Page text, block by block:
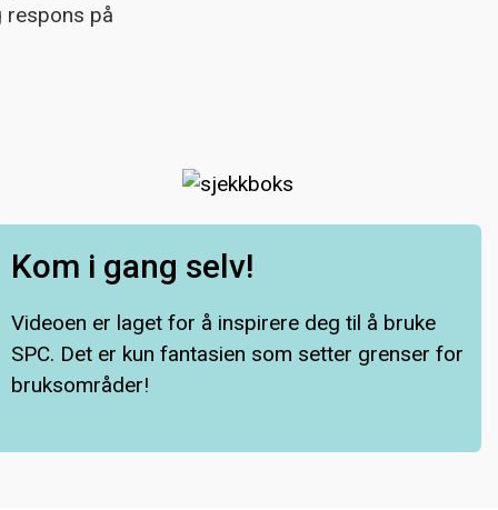
respons på
Kom i gang selv!
Videoen er laget for å inspirere deg til å bruke
SPC. Det er kun fantasien som setter grenser for
bruksområder!